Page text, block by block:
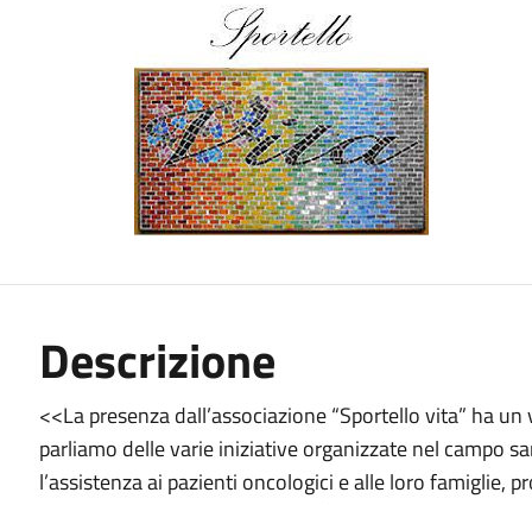
Descrizione
<<La presenza dall’associazione “Sportello vita” ha
parliamo delle varie iniziative organizzate nel campo
l’assistenza ai pazienti oncologici e alle loro famiglie,